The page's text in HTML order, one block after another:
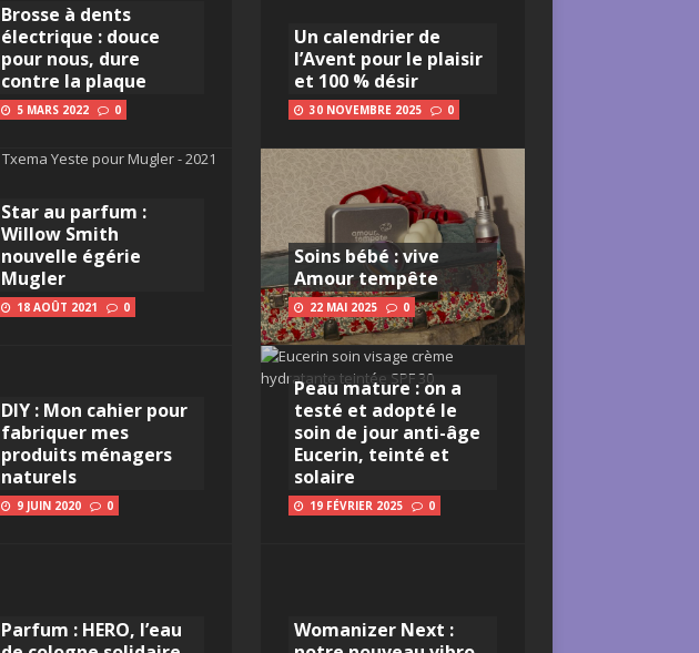
Brosse à dents
électrique : douce
pour nous, dure
contre la plaque
5 MARS 2022 0
Star au parfum :
Willow Smith
nouvelle égérie
Mugler
18 AOÛT 2021 0
DIY : Mon cahier pour
fabriquer mes
produits ménagers
naturels
9 JUIN 2020 0
Parfum : HERO, l’eau
Un calendrier de
l’Avent pour le plaisir
et 100 % désir
30 NOVEMBRE 2025 0
Soins bébé : vive
Amour tempête
22 MAI 2025 0
Peau mature : on a
testé et adopté le
soin de jour anti-âge
Eucerin, teinté et
solaire
19 FÉVRIER 2025 0
Womanizer Next :